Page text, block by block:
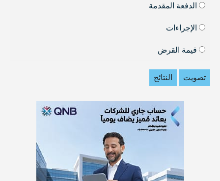
الدفعة المقدمة
الإجراءات
قيمة القرض
تصويت النتائج